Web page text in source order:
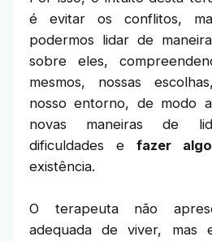
é evitar os conflitos,
podermos lidar de
sobre eles,
mesmos, nossas
nosso entorno, de modo
novas maneiras de
dificuldades e fazer
existência.
O terapeuta não
adequada de viver, mas